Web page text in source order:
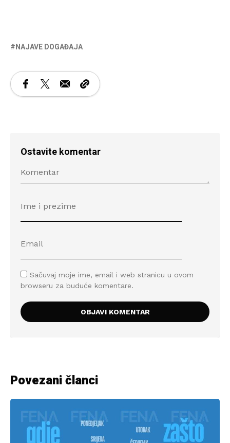
NAJAVE DOGAĐAJA
Ostavite komentar
Sačuvaj moje ime, email i web stranicu u ovom
browseru za buduće komentare.
Povezani članci